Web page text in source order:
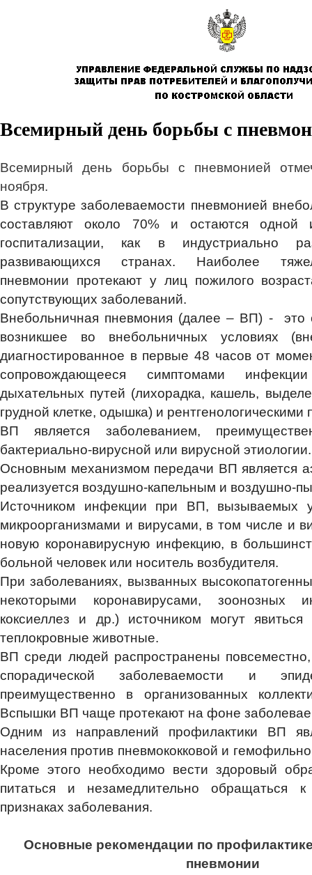
Всемирный день борьбы с
Всемирный день борьбы с пневмонией
ноября.
В структуре заболеваемости пневмонией
составляют около 70% и остаются одной
госпитализации, как в индустриально
развивающихся странах. Наиболее
пневмонии протекают у лиц пожилого
сопутствующих заболеваний.
Внебольничная пневмония (далее – ВП) - это
возникшее во внебольничных условиях
диагностированное в первые 48 часов от
сопровождающееся симптомами
дыхательных путей (лихорадка, кашель,
грудной клетке, одышка) и рентгенологическими
ВП является заболеванием,
бактериально-вирусной или вирусной этиологии.
Основным механизмом передачи ВП является
реализуется воздушно-капельным и воздушно-
Источником инфекции при ВП, вызываемых
микроорганизмами и вирусами, в том числе и
новую коронавирусную инфекцию, в
больной человек или носитель возбудителя.
При заболеваниях, вызванных
некоторыми коронавирусами, зоонозных
коксиеллез и др.) источником могут
теплокровные животные.
ВП среди людей распространены
спорадической заболеваемости и
преимущественно в организованных
Вспышки ВП чаще протекают на фоне
Одним из направлений профилактики ВП
населения против пневмококковой и
Кроме этого необходимо вести здоровый
питаться и незамедлительно обращаться
признаках заболевания.
Основные рекомендации по
пневмонии